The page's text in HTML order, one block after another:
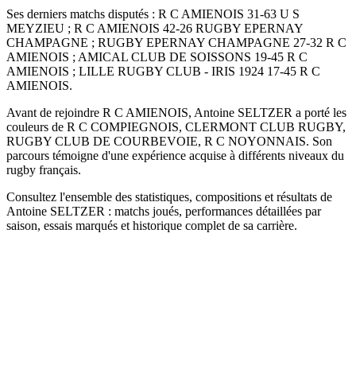
Ses derniers matchs disputés : R C AMIENOIS 31-63 U S
MEYZIEU ; R C AMIENOIS 42-26 RUGBY EPERNAY
CHAMPAGNE ; RUGBY EPERNAY CHAMPAGNE 27-32 R C
AMIENOIS ; AMICAL CLUB DE SOISSONS 19-45 R C
AMIENOIS ; LILLE RUGBY CLUB - IRIS 1924 17-45 R C
AMIENOIS.
Avant de rejoindre R C AMIENOIS, Antoine SELTZER a porté les
couleurs de R C COMPIEGNOIS, CLERMONT CLUB RUGBY,
RUGBY CLUB DE COURBEVOIE, R C NOYONNAIS. Son
parcours témoigne d'une expérience acquise à différents niveaux du
rugby français.
Consultez l'ensemble des statistiques, compositions et résultats de
Antoine SELTZER : matchs joués, performances détaillées par
saison, essais marqués et historique complet de sa carrière.